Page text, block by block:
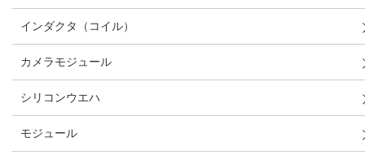
インダクタ（コイル）
カメラモジュール
シリコンウエハ
モジュール